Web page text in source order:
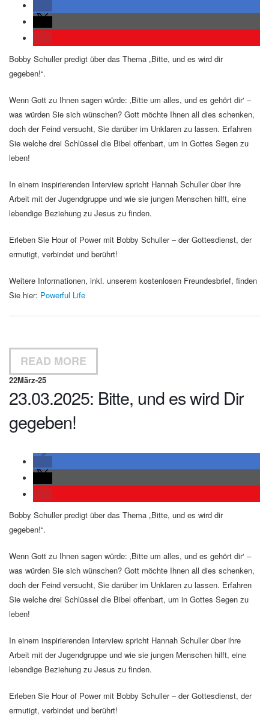
Bobby Schuller predigt über das Thema „Bitte, und es wird dir
gegeben!“.
Wenn Gott zu Ihnen sagen würde: ‚Bitte um alles, und es gehört dir‘ –
was würden Sie sich wünschen? Gott möchte Ihnen all dies schenken,
doch der Feind versucht, Sie darüber im Unklaren zu lassen. Erfahren
Sie welche drei Schlüssel die Bibel offenbart, um in Gottes Segen zu
leben!
In einem inspirierenden Interview spricht Hannah Schuller über ihre
Arbeit mit der Jugendgruppe und wie sie jungen Menschen hilft, eine
lebendige Beziehung zu Jesus zu finden.
Erleben Sie Hour of Power mit Bobby Schuller – der Gottesdienst, der
ermutigt, verbindet und berührt!
Weitere Informationen, inkl. unserem kostenlosen Freundesbrief, finden
Sie hier: Powerful Life
READ MORE
22März-25
23.03.2025: Bitte, und es wird Dir
gegeben!
Bobby Schuller predigt über das Thema „Bitte, und es wird dir
gegeben!“.
Wenn Gott zu Ihnen sagen würde: ‚Bitte um alles, und es gehört dir‘ –
was würden Sie sich wünschen? Gott möchte Ihnen all dies schenken,
doch der Feind versucht, Sie darüber im Unklaren zu lassen. Erfahren
Sie welche drei Schlüssel die Bibel offenbart, um in Gottes Segen zu
leben!
In einem inspirierenden Interview spricht Hannah Schuller über ihre
Arbeit mit der Jugendgruppe und wie sie jungen Menschen hilft, eine
lebendige Beziehung zu Jesus zu finden.
Erleben Sie Hour of Power mit Bobby Schuller – der Gottesdienst, der
ermutigt, verbindet und berührt!